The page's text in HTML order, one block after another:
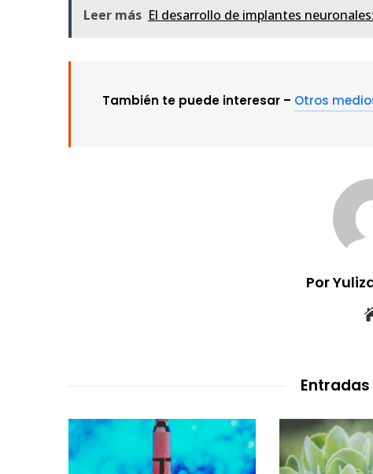
Leer más El desarrollo de implantes
También te puede interesar – Otros
Por